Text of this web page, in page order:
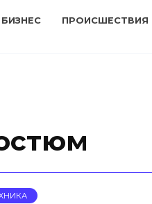
БИЗНЕС ПРОИСШЕСТВИЯ